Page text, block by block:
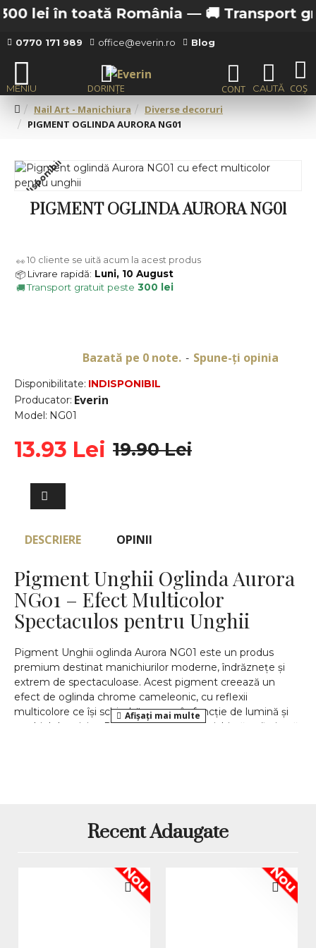
lei în toată România —🚚 Transport
0770 171 989 office@everin.ro Blog
Nail Art - Manichiura
Diverse decoruri
PIGMENT OGLINDA AURORA NG01
Indisponibil
PIGMENT OGLINDA AURORA NG01
Disponibilitate: INDISPONIBIL
Producator: Everin
Model: NG01
Bazată pe 0 note. - Spune-ţi opinia
13.93 Lei 19.90 Lei
👀 10 cliente se uită acum la acest produs
📦 Livrare rapidă: Luni, 10 August
🚚Transport gratuit peste 300 lei
DESCRIERE OPINII
Pigment Unghii Oglinda Aurora
NG01 – Efect Multicolor
Spectaculos pentru Unghii
Pigment Unghii oglinda Aurora NG01 este un produs
premium destinat manichiurilor moderne, îndrăznețe și
extrem de spectaculoase. Acest pigment creează un
efect de oglinda chrome cameleonic, cu reflexii
multicolore ce își schimbă nuanța în funcție de lumină și
unghiul de privire. Rezultatul este o manichiură sofisticată,
Efect de oglinda aurora cu reflexii
Acest pigment se remarcă prin efectul său unic aurora, ce
combină tonuri metalizate de roz, mov, verde și auriu într-
un finisaj oglindă perfect. Suprafețele unghiei capătă un
Recent Adaugate
Nou Nou